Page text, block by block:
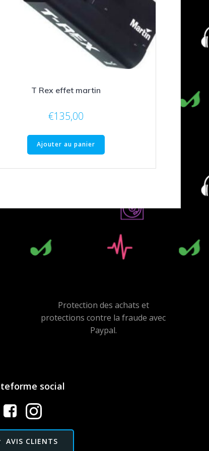
T Rex effet martin
€135,00
Ajouter au panier
Protection des achats et
protections contre la fraude avec
Paypal.
social
AVIS CLIENTS